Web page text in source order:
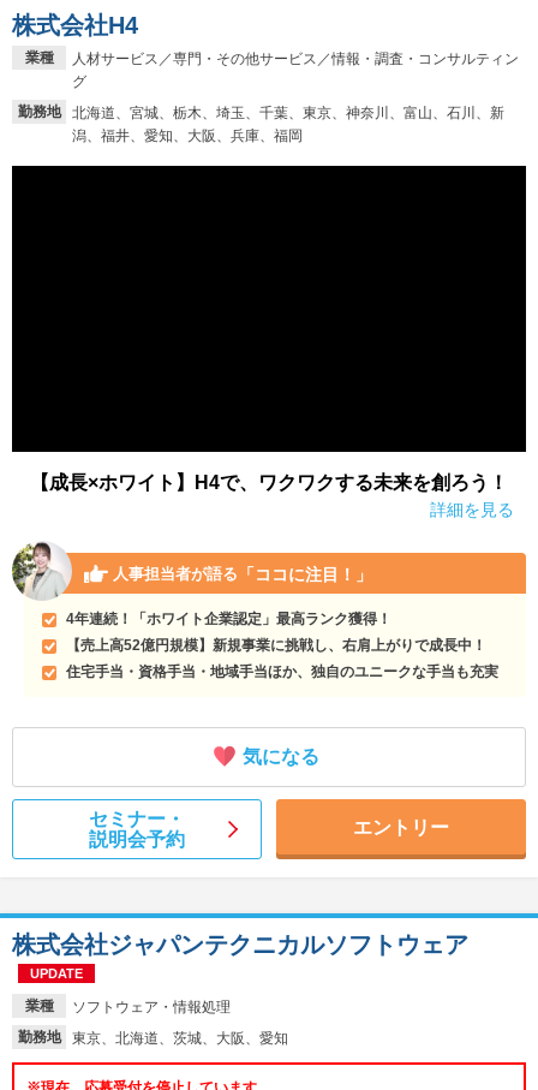
業種
人材サービス／専門・その他サービス／情報・調査・コンサルティン
グ
勤務地
北海道、宮城、栃木、埼玉、千葉、東京、神奈川、富山、石川、新
潟、福井、愛知、大阪、兵庫、福岡
株式会社H4
【成長×ホワイト】H4で、ワクワクする未来を創ろう！
詳細を見る
人事担当者が語る 「ココに注目！」
4年連続！「ホワイト企業認定」最高ランク獲得！
【売上高52億円規模】新規事業に挑戦し、右肩上がりで成長中！
住宅手当・資格手当・地域手当ほか、独自のユニークな手当も充実
気になる
セミナー・
説明会予約
エントリー
業種
ソフトウェア・情報処理
勤務地
東京、北海道、茨城、大阪、愛知
株式会社ジャパンテクニカルソフトウェア
UPDATE